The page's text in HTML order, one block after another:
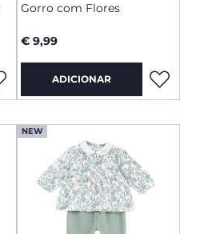
Gorro com Flores
€ 9,99
ADICIONAR
NEW